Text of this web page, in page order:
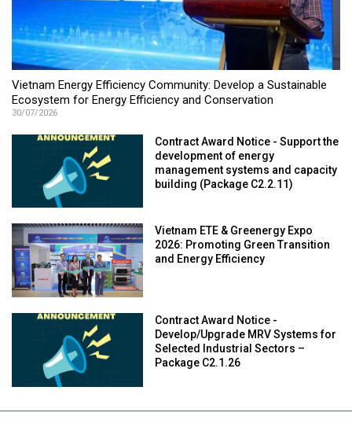
Vietnam Energy Efficiency Community: Develop a Sustainable
Ecosystem for Energy Efficiency and Conservation
30/07/2026
Contract Award Notice - Support the
development of energy
management systems and capacity
building (Package C2.2.11)
Vietnam ETE & Greenergy Expo
2026: Promoting Green Transition
and Energy Efficiency
Contract Award Notice -
Develop/Upgrade MRV Systems for
Selected Industrial Sectors –
Package C2.1.26